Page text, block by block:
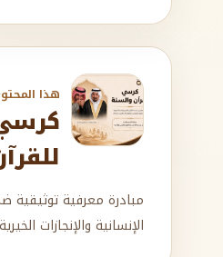
هذا
مبادرة معرفية توثيقية
الإنسانية والإنجازات